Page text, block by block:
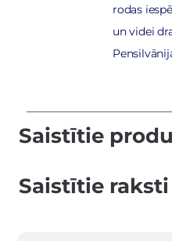
rodas
un videi
Saistītie
Saistītie raksti